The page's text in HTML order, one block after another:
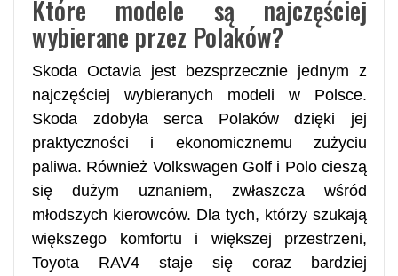
Które modele są najczęściej
wybierane przez Polaków?
Skoda Octavia jest bezsprzecznie jednym z
najczęściej wybieranych modeli w Polsce.
Skoda zdobyła serca Polaków dzięki jej
praktyczności i ekonomicznemu zużyciu
paliwa. Również Volkswagen Golf i Polo cieszą
się dużym uznaniem, zwłaszcza wśród
młodszych kierowców. Dla tych, którzy szukają
większego komfortu i większej przestrzeni,
Toyota RAV4 staje się coraz bardziej